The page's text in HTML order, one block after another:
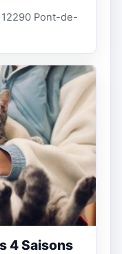
12290 Pont-de-
4 Saisons